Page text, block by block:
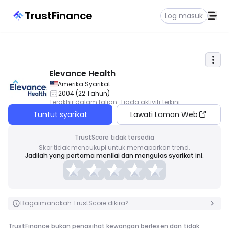
TrustFinance Log masuk
Elevance Health
Amerika Syarikat
2004(22Tahun)
Terakhir dalam talian: Tiada aktiviti terkini
Tuntut syarikat Lawati Laman Web
TrustScore tidak tersedia
Skor tidak mencukupi untuk memaparkan trend.
Jadilah yang pertama menilai dan mengulas syarikat ini.
Bagaimanakah TrustScore dikira?
TrustFinance bukan penasihat kewangan berlesen dan tidak